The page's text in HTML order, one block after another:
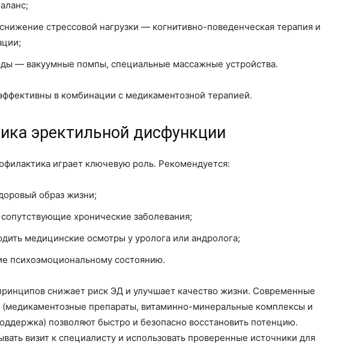
стрессовой нагрузки — когнитивно-поведенческая терапия и
— вакуумные помпы, специальные массажные устройства.
в комбинации с медикаментозной терапией.
эректильной дисфункции
играет ключевую роль. Рекомендуется:
образ жизни;
хронические заболевания;
медицинские осмотры у уролога или андролога;
психоэмоциональному состоянию.
снижает риск ЭД и улучшает качество жизни. Современные
препараты, витаминно-минеральные комплексы и
позволяют быстро и безопасно восстановить потенцию.
визит к специалисту и использовать проверенные источники для